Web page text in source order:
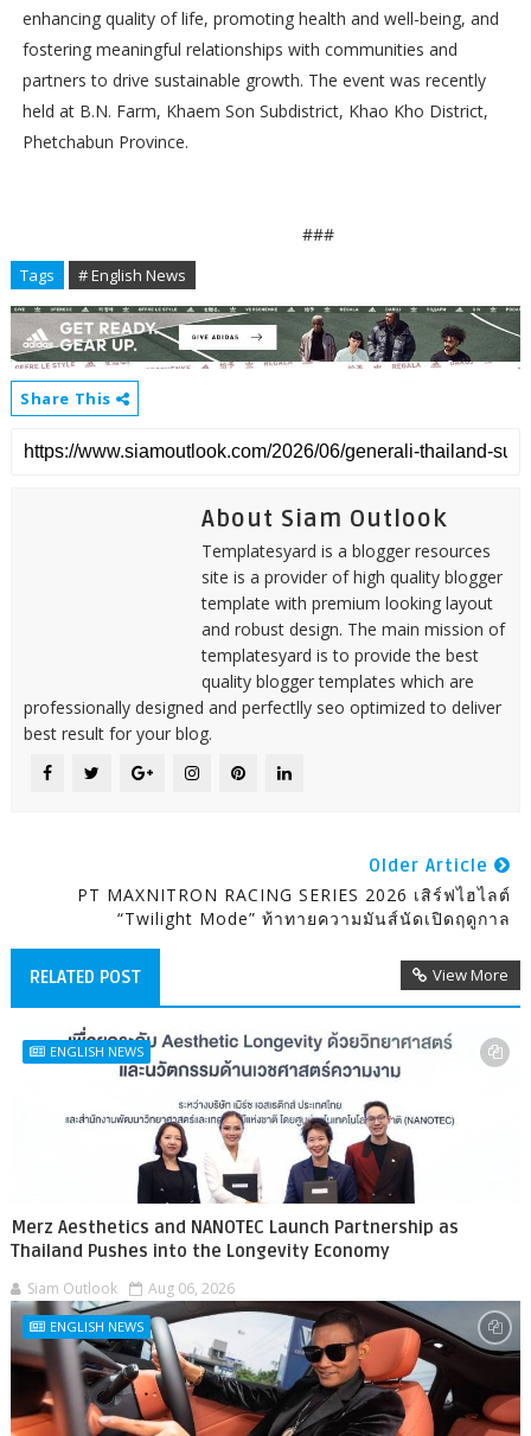
enhancing quality of life, promoting health and well-being, and
fostering meaningful relationships with communities and
partners to drive sustainable growth. The event was recently
held at B.N. Farm, Khaem Son Subdistrict, Khao Kho District,
Phetchabun Province.
###
Tags # English News
Share This
About Siam Outlook
Templatesyard is a blogger resources
site is a provider of high quality blogger
template with premium looking layout
and robust design. The main mission of
templatesyard is to provide the best
quality blogger templates which are
professionally designed and perfectlly seo optimized to deliver
best result for your blog.
Older Article
PT MAXNITRON RACING SERIES 2026 เสิร์ฟไฮไลต์
“Twilight Mode” ท้าทายความมันส์นัดเปิดฤดูกาล
RELATED POST View More
ENGLISH NEWS
Merz Aesthetics and NANOTEC Launch Partnership as
Thailand Pushes into the Longevity Economy
Siam Outlook Aug 06, 2026
ENGLISH NEWS